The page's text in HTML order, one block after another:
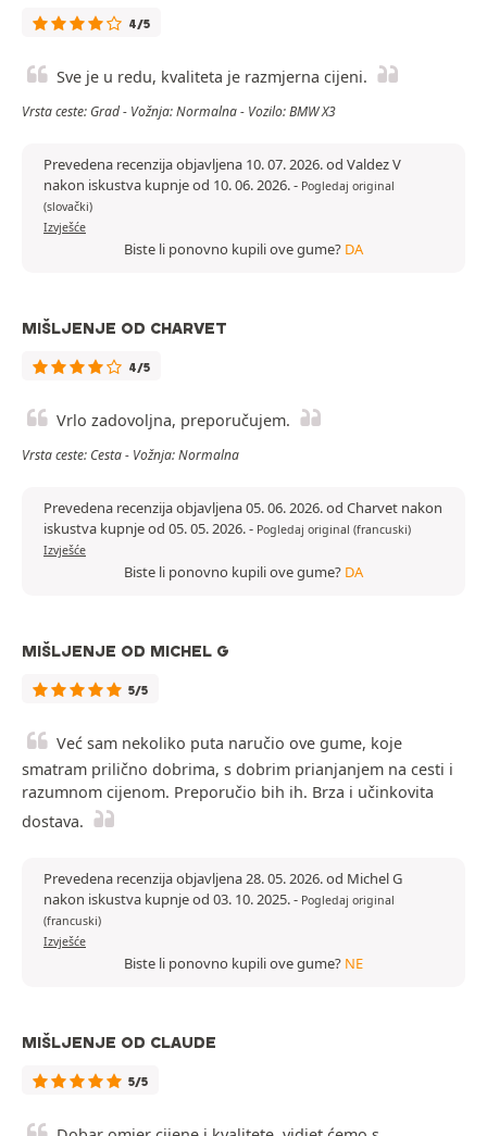
4/5
Sve je u redu, kvaliteta je razmjerna cijeni.
Vrsta ceste: Grad - Vožnja: Normalna - Vozilo: BMW X3
Prevedena recenzija objavljena 10. 07. 2026. od Valdez V
nakon iskustva kupnje od 10. 06. 2026.- Pogledaj original
(slovački)
Izvješće
Biste li ponovno kupili ove gume? DA
MIŠLJENJE OD CHARVET
4/5
Vrlo zadovoljna, preporučujem.
Vrsta ceste: Cesta - Vožnja: Normalna
Prevedena recenzija objavljena 05. 06. 2026. od Charvet nakon
iskustva kupnje od 05. 05. 2026.- Pogledaj original (francuski)
Izvješće
Biste li ponovno kupili ove gume? DA
MIŠLJENJE OD MICHEL G
5/5
Već sam nekoliko puta naručio ove gume, koje
smatram prilično dobrima, s dobrim prianjanjem na cesti i
razumnom cijenom. Preporučio bih ih. Brza i učinkovita
dostava.
Prevedena recenzija objavljena 28. 05. 2026. od Michel G
nakon iskustva kupnje od 03. 10. 2025.- Pogledaj original
(francuski)
Izvješće
Biste li ponovno kupili ove gume? NE
MIŠLJENJE OD CLAUDE
5/5